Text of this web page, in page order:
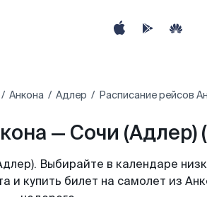
Анкона Адлер Расписание рейсов
— Сочи (Адлер)
Выбирайте в календаре
и купить билет на самолет из